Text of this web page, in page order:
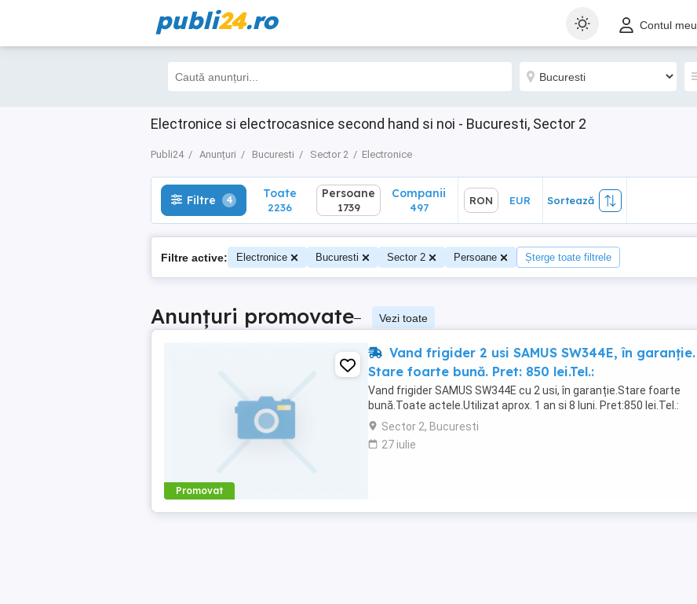
publi24.ro Contul meu
Electronice si electrocasnice second hand si noi - Bucuresti, Sector 2
Publi24 Anunțuri Bucuresti Sector 2 Electronice
Filtre 4 Toate
2236
Sortează
Filtre 4 Toate
2236
Persoane
1739
Companii
497
RON EUR Sortează
Filtre active: Electronice Bucuresti Sector 2 Persoane Șterge toate filtrele
Anunțuri promovate– Vezi toate
Promovat
Vand frigider 2 usi SAMUS SW344E, în garanție.
Stare foarte bună. Pret: 850 lei.Tel.:
Vand frigider SAMUS SW344E cu 2 usi, în garanție.Stare foarte
bună.Toate actele.Utilizat aprox. 1 an si 8 luni. Pret:850 lei.Tel.:
Sector 2, Bucuresti
27 iulie